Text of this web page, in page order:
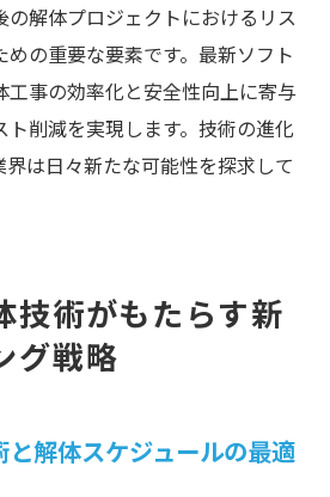
の解体プロジェクトにおけるリス
めの重要な要素です。最新ソフト
工事の効率化と安全性向上に寄与
ト削減を実現します。技術の進化
界は日々新たな可能性を探求して
技術がもたらす新
グ戦略
と解体スケジュールの最適